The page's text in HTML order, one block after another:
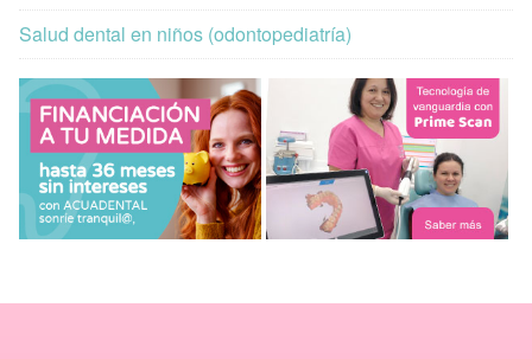
Salud dental en niños (odontopediatría)